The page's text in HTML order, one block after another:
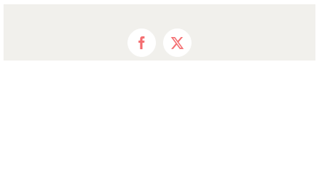
Facebook
X